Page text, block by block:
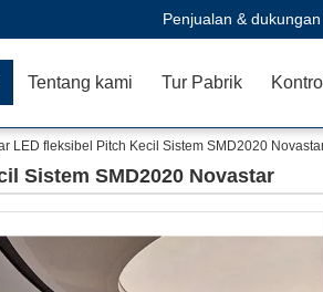
Penjualan & dukungan
Tentang kami Tur Pabrik
LED fleksibel Pitch Kecil Sistem SMD2020
Sistem SMD2020 Novastar